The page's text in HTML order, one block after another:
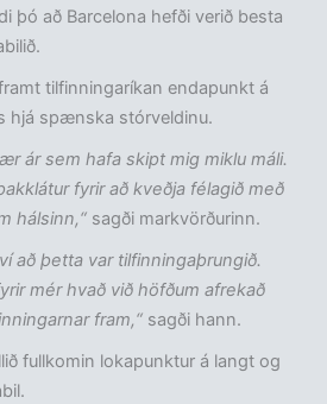
þó að Barcelona hefði verið besta
tilfinningaríkan endapunkt á
hjá spænska stórveldinu.
ár sem hafa skipt mig miklu máli.
fyrir að kveðja félagið með
hálsinn,“ sagði markvörðurinn.
að þetta var tilfinningaþrungið.
mér hvað við höfðum afrekað
fram,“ sagði hann.
fullkomin lokapunktur á langt og